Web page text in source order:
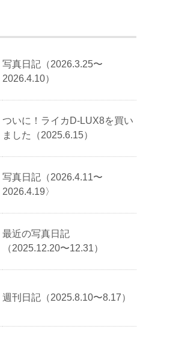
写真日記（2026.3.25〜
2026.4.10）
ついに！ライカD-LUX8を買い
ました（2025.6.15）
写真日記（2026.4.11〜
2026.4.19〉
最近の写真日記
（2025.12.20〜12.31）
週刊日記（2025.8.10〜8.17）